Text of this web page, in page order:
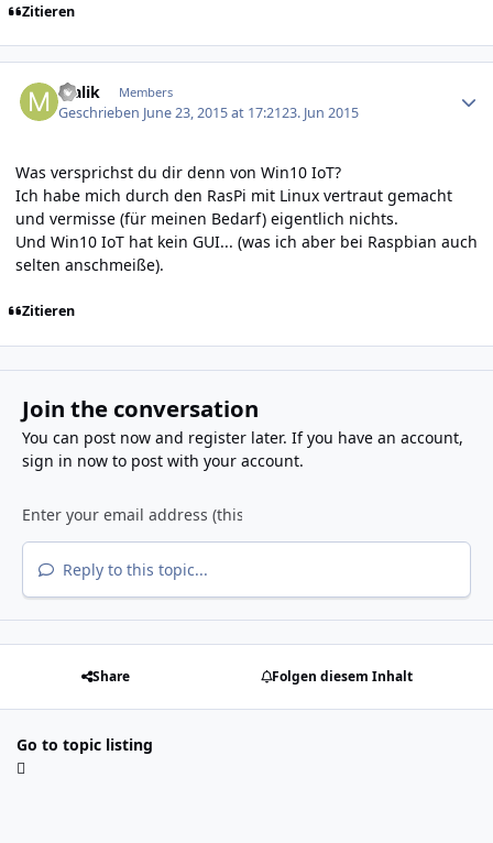
Zitieren
Malik Members
Geschrieben June 23, 2015 at 17:2123. Jun 2015
Was versprichst du dir denn von Win10 IoT?
Ich habe mich durch den RasPi mit Linux vertraut gemacht
und vermisse (für meinen Bedarf) eigentlich nichts.
Und Win10 IoT hat kein GUI... (was ich aber bei Raspbian auch
selten anschmeiße).
Zitieren
Join the conversation
You can post now and register later. If you have an account,
sign in nowto post with your account.
Reply to this topic...
Share Folgen diesem Inhalt
Go to topic listing